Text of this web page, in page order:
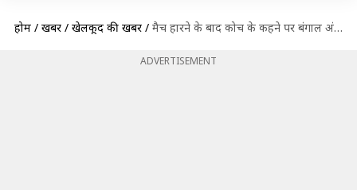
होम / खबरें / खेलकूद की खबरें / मैच हारने के बाद कोच के कहने पर बंगाल अंडर-19 टीम के खिलाड़ी हुए गंजे
ADVERTISEMENT